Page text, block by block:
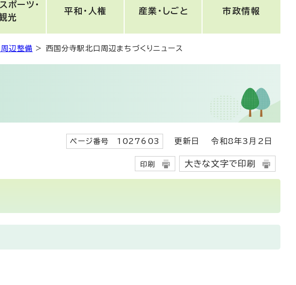
ポーツ・
光
平和・人権 産業・しごと 市政情報
辺整備 > 西国分寺駅北口周辺まちづくりニュース
ページ番号 1027603 更新日 令和8年3月2日
印刷 大きな文字で印刷